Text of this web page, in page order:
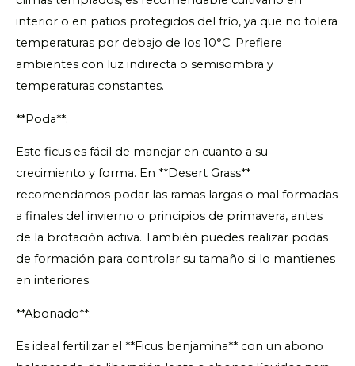
interior o en patios protegidos del frío, ya que no tolera
temperaturas por debajo de los 10°C. Prefiere
ambientes con luz indirecta o semisombra y
temperaturas constantes.
**Poda**:
Este ficus es fácil de manejar en cuanto a su
crecimiento y forma. En **Desert Grass**
recomendamos podar las ramas largas o mal formadas
a finales del invierno o principios de primavera, antes
de la brotación activa. También puedes realizar podas
de formación para controlar su tamaño si lo mantienes
en interiores.
**Abonado**:
Es ideal fertilizar el **Ficus benjamina** con un abono